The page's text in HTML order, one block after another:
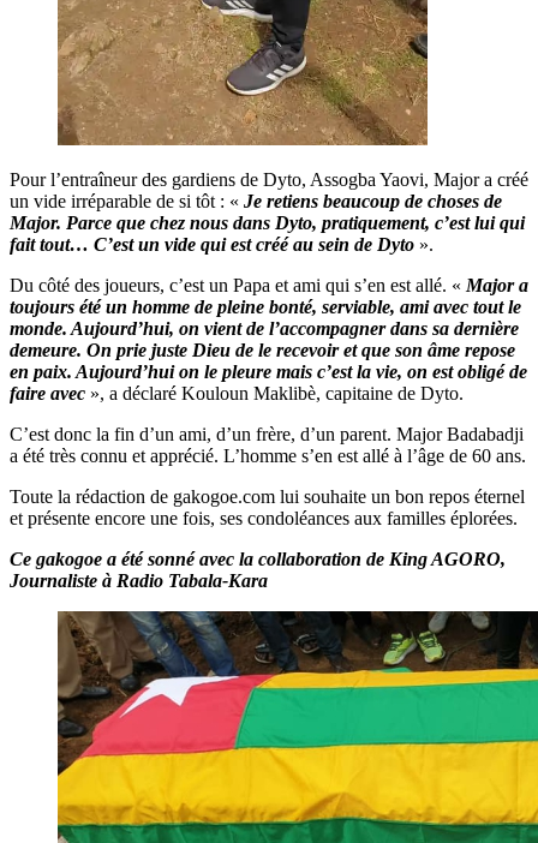
Pour l’entraîneur des gardiens de Dyto, Assogba Yaovi, Major a créé
un vide irréparable de si tôt : « Je retiens beaucoup de choses de
Major. Parce que chez nous dans Dyto, pratiquement, c’est lui qui
fait tout… C’est un vide qui est créé au sein de Dyto ».
Du côté des joueurs, c’est un Papa et ami qui s’en est allé. « Major a
toujours été un homme de pleine bonté, serviable, ami avec tout le
monde. Aujourd’hui, on vient de l’accompagner dans sa dernière
demeure. On prie juste Dieu de le recevoir et que son âme repose
en paix. Aujourd’hui on le pleure mais c’est la vie, on est obligé de
faire avec », a déclaré Kouloun Maklibè, capitaine de Dyto.
C’est donc la fin d’un ami, d’un frère, d’un parent. Major Badabadji
a été très connu et apprécié. L’homme s’en est allé à l’âge de 60 ans.
Toute la rédaction de gakogoe.com lui souhaite un bon repos éternel
et présente encore une fois, ses condoléances aux familles éplorées.
Ce gakogoe a été sonné avec la collaboration de King AGORO,
Journaliste à Radio Tabala-Kara